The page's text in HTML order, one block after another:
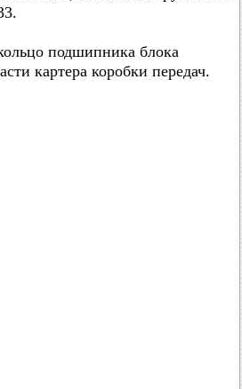
подшипника блока
картера коробки передач.